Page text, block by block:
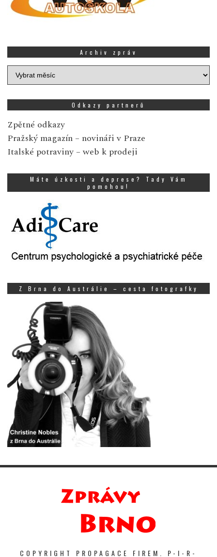
Archiv zpráv
Archiv
zpráv
Odkazy partnerů
Zpětné odkazy
Pražský magazín – novináři v Praze
Italské potraviny – web k prodeji
Máte úzkosti a deprese? Tady Vám
pomohou!
Z Brna do Austrálie – cesta fotografky
COPYRIGHT PROPAGACE FIREM. P-I-R-